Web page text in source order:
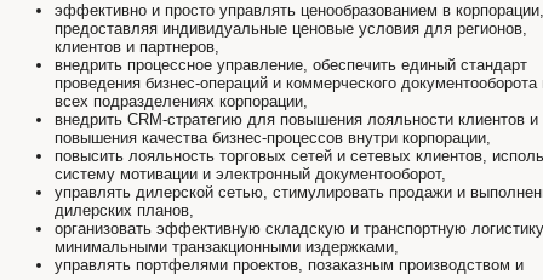
эффективно и просто управлять ценообразованием в корпорации,
предоставляя индивидуальные ценовые условия для регионов,
клиентов и партнеров,
внедрить процессное управление, обеспечить единый стандарт
проведения бизнес-операций и коммерческого документооборота
всех подразделениях корпорации,
внедрить CRM-стратегию для повышения лояльности клиентов и
повышения качества бизнес-процессов внутри корпорации,
повысить лояльность торговых сетей и сетевых клиентов,
систему мотивации и электронный документооборот,
управлять дилерской сетью, стимулировать продажи и
дилерских планов,
организовать эффективную складскую и транспортную
минимальными транзакционными издержками,
управлять портфелями проектов, позаказным производством и